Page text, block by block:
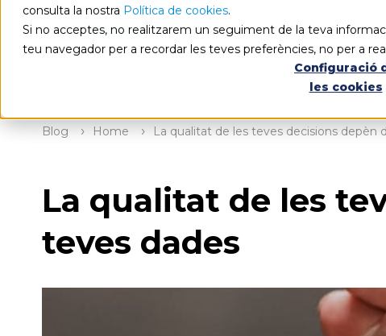
consulta la nostra Política de cookies.
Si no acceptes, no realitzarem un seguiment de la teva
teu navegador per a recordar les teves preferències, no per a
Configuració
les cookies
Blog Home La qualitat de les teves decisions depèn
La qualitat de les
teves dades